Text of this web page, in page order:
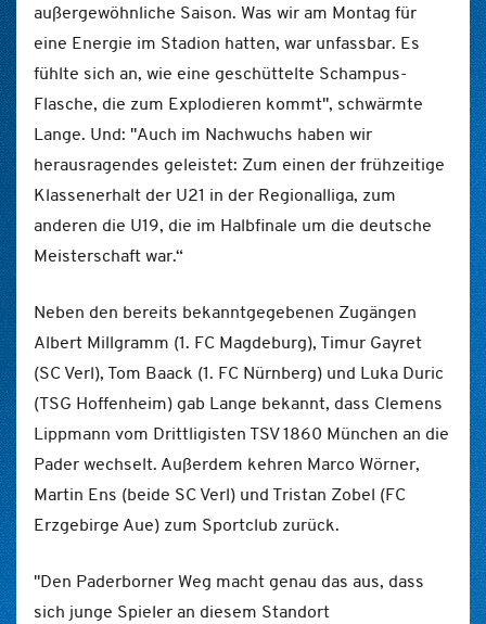
außergewöhnliche Saison. Was wir am Montag für
eine Energie im Stadion hatten, war unfassbar. Es
fühlte sich an, wie eine geschüttelte Schampus-
Flasche, die zum Explodieren kommt", schwärmte
Lange. Und: "Auch im Nachwuchs haben wir
herausragendes geleistet: Zum einen der frühzeitige
Klassenerhalt der U21 in der Regionalliga, zum
anderen die U19, die im Halbfinale um die deutsche
Meisterschaft war.“
Neben den bereits bekanntgegebenen Zugängen
Albert Millgramm (1. FC Magdeburg), Timur Gayret
(SC Verl), Tom Baack (1. FC Nürnberg) und Luka Duric
(TSG Hoffenheim) gab Lange bekannt, dass Clemens
Lippmann vom Drittligisten TSV 1860 München an die
Pader wechselt. Außerdem kehren Marco Wörner,
Martin Ens (beide SC Verl) und Tristan Zobel (FC
Erzgebirge Aue) zum Sportclub zurück.
"Den Paderborner Weg macht genau das aus, dass
sich junge Spieler an diesem Standort